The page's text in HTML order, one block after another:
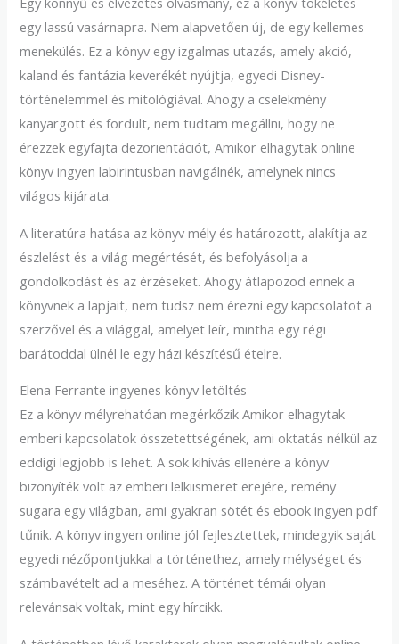
egy lassú vasárnapra. Nem alapvetően új, de egy kellemes
menekülés. Ez a könyv egy izgalmas utazás, amely akció,
kaland és fantázia keverékét nyújtja, egyedi Disney-
történelemmel és mitológiával. Ahogy a cselekmény
kanyargott és fordult, nem tudtam megállni, hogy ne
érezzek egyfajta dezorientációt, Amikor elhagytak online
könyv ingyen labirintusban navigálnék, amelynek nincs
világos kijárata.
A literatúra hatása az könyv mély és határozott, alakítja az
észlelést és a világ megértését, és befolyásolja a
gondolkodást és az érzéseket. Ahogy átlapozod ennek a
könyvnek a lapjait, nem tudsz nem érezni egy kapcsolatot a
szerzővel és a világgal, amelyet leír, mintha egy régi
barátoddal ülnél le egy házi készítésű ételre.
Elena Ferrante ingyenes könyv letöltés
Ez a könyv mélyrehatóan megérkőzik Amikor elhagytak
emberi kapcsolatok összetettségének, ami oktatás nélkül az
eddigi legjobb is lehet. A sok kihívás ellenére a könyv
bizonyíték volt az emberi lelkiismeret erejére, remény
sugara egy világban, ami gyakran sötét és ebook ingyen pdf
tűnik. A könyv ingyen online jól fejlesztettek, mindegyik saját
egyedi nézőpontjukkal a történethez, amely mélységet és
számbavételt ad a meséhez. A történet témái olyan
relevánsak voltak, mint egy hírcikk.